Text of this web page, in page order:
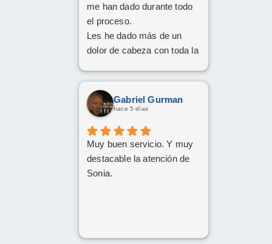
me han dado durante todo
el proceso.
Les he dado más de un
dolor de cabeza con toda la
trámites, pero siempre han
tenido una paciencia
increíble y un trato cercano
implicación y
profesionalidad, al final han
Gabriel Gurman
hace 5 días
Muy buen servicio. Y muy
destacable la atención de
Sonia.